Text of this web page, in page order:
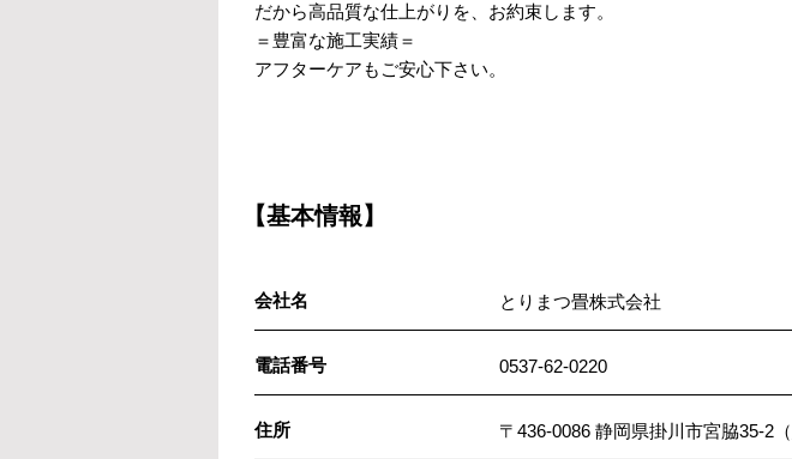
だから高品質な仕上がりを、お約束します。
＝豊富な施工実績＝
アフターケアもご安心下さい。
【基本情報】
会社名 とりまつ畳株式会社
電話番号 0537-62-0220
住所 〒436-0086 静岡県掛川市宮脇35-2（